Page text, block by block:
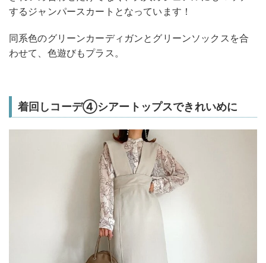
するジャンパースカートとなっています！
同系色のグリーンカーディガンとグリーンソックスを合
わせて、色遊びもプラス。
着回しコーデ④シアートップスできれいめに